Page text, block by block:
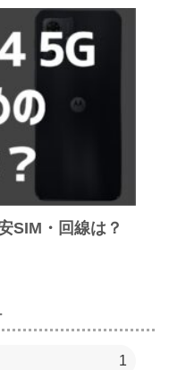
SIM・回線は？
1